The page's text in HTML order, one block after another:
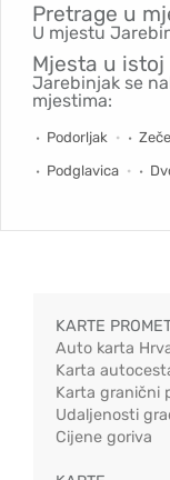
Pretrage u
U mjestu
Mjesta u
Jarebinjak se
mjestima:
Podorljak
Podglavica
KARTE
Auto karta
Karta
Karta granični
Udaljenosti
Cijene goriva